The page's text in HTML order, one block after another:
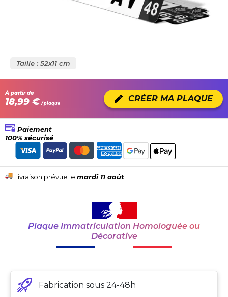
Taille : 52x11 cm
À partir de
18,99 € / plaque CRÉER MA PLAQUE
Paiement
100% sécurisé
Livraison prévue le mardi 11 août
Plaque Immatriculation Homologuée ou
Décorative
Fabrication sous 24-48h